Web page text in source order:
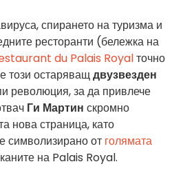
спирането на туризма и
ресторанти (бележка на
du Palais Royalточно
този остаряващдвузвезден
революция, за да привлече
Ги Мартин скромно
нова страница, като
символизирано от голямата
на Palais Royal.